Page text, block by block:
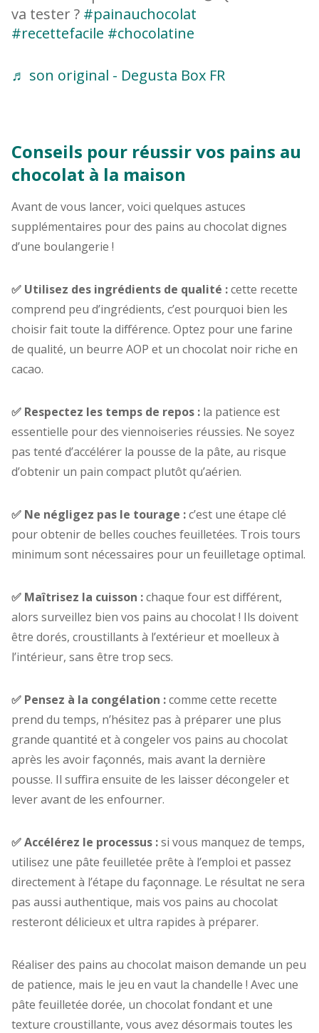
va tester ? #painauchocolat
#recettefacile #chocolatine
♬ son original - Degusta Box FR
Conseils pour réussir vos pains au
chocolat à la maison
Avant de vous lancer, voici quelques astuces
supplémentaires pour des pains au chocolat dignes
d’une boulangerie !
✅ Utilisez des ingrédients de qualité :cette recette
comprend peu d’ingrédients, c’est pourquoi bien les
choisir fait toute la différence. Optez pour une farine
de qualité, un beurre AOP et un chocolat noir riche en
cacao.
✅ Respectez les temps de repos : la patience est
essentielle pour des viennoiseries réussies. Ne soyez
pas tenté d’accélérer la pousse de la pâte, au risque
d’obtenir un pain compact plutôt qu’aérien.
✅ Ne négligez pas le tourage :c’est une étape clé
pour obtenir de belles couches feuilletées. Trois tours
minimum sont nécessaires pour un feuilletage optimal.
✅ Maîtrisez la cuisson :chaque four est différent,
alors surveillez bien vos pains au chocolat ! Ils doivent
être dorés, croustillants à l’extérieur et moelleux à
l’intérieur, sans être trop secs.
✅ Pensez à la congélation :comme cette recette
prend du temps, n’hésitez pas à préparer une plus
grande quantité et à congeler vos pains au chocolat
après les avoir façonnés, mais avant la dernière
pousse. Il suffira ensuite de les laisser décongeler et
lever avant de les enfourner.
✅ Accélérez le processus :si vous manquez de temps,
utilisez une pâte feuilletée prête à l’emploi et passez
directement à l’étape du façonnage. Le résultat ne sera
pas aussi authentique, mais vos pains au chocolat
resteront délicieux et ultra rapides à préparer.
Réaliser des pains au chocolat maison demande un peu
de patience, mais le jeu en vaut la chandelle ! Avec une
pâte feuilletée dorée, un chocolat fondant et une
texture croustillante, vous avez désormais toutes les